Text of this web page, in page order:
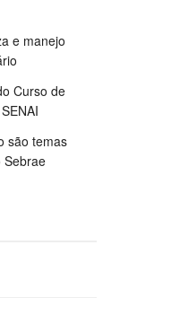
e manejo
Curso de
são temas
Sebrae